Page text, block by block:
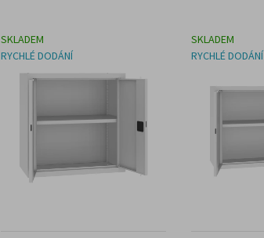
SKLADEM
RYCHLÉ DODÁNÍ
SKLADEM
RYCHLÉ DODÁNÍ